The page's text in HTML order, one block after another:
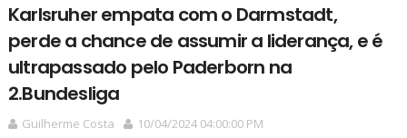
Karlsruher empata com o Darmstadt,
perde a chance de assumir a liderança, e é
ultrapassado pelo Paderborn na
2.Bundesliga
Guilherme Costa
10/04/2024 04:00:00 PM